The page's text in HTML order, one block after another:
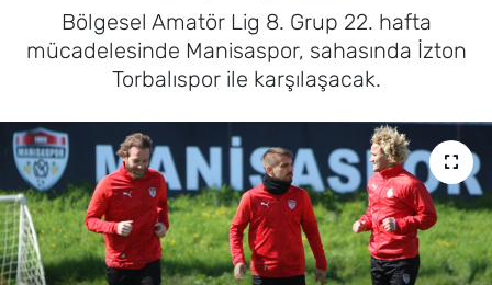
Bölgesel Amatör Lig 8. Grup 22. hafta
mücadelesinde Manisaspor, sahasında İzton
Torbalıspor ile karşılaşacak.
3.SAYFA
EĞİTİM
SAĞLIK
YAŞAM
MAGAZİN
Süper Lig Puan Durumu ve Fikstür
Tüm Manşetler
Son Dakika Haberleri
Haber Arşivi